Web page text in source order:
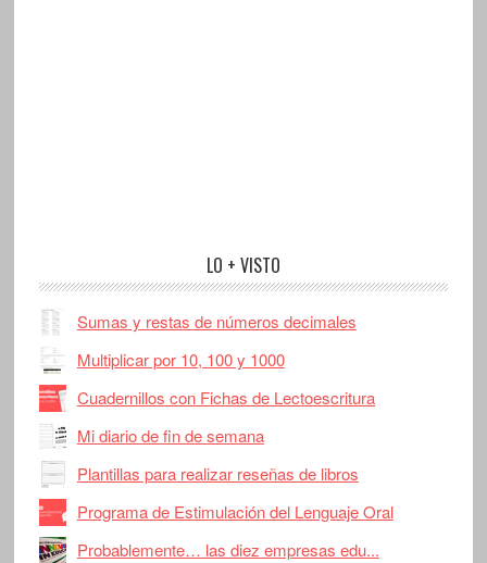
LO + VISTO
Sumas y restas de números decimales
Multiplicar por 10, 100 y 1000
Cuadernillos con Fichas de Lectoescritura
Mi diario de fin de semana
Plantillas para realizar reseñas de libros
Programa de Estimulación del Lenguaje Oral
Probablemente… las diez empresas edu...